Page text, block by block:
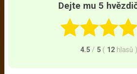
Dejte mu 5
4.5 / 5 ( 12 hlasů )